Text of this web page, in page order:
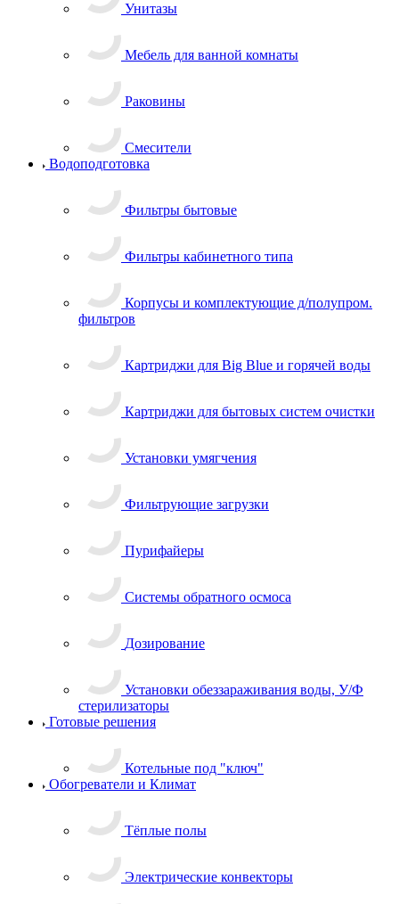
Унитазы
Мебель для ванной комнаты
Раковины
Смесители
Водоподготовка
Фильтры бытовые
Фильтры кабинетного типа
Корпусы и комплектующие д/полупром.
фильтров
Картриджи для Big Blue и горячей воды
Картриджи для бытовых систем очистки
Установки умягчения
Фильтрующие загрузки
Пурифайеры
Системы обратного осмоса
Дозирование
Установки обеззараживания воды, У/Ф
стерилизаторы
Готовые решения
Котельные под "ключ"
Обогреватели и Климат
Тёплые полы
Электрические конвекторы